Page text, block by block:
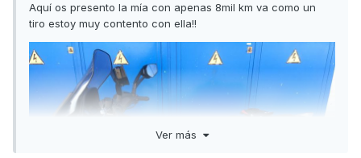
Aquí os presento la mía con apenas 8mil km va como un
tiro estoy muy contento con ella!!
Ver más